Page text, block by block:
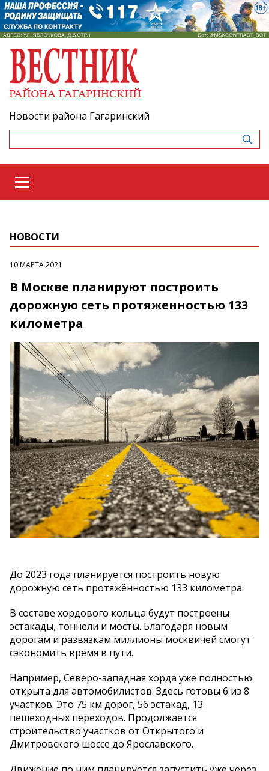
Новости района Гагаринский
НОВОСТИ
10 МАРТА 2021
В Москве планируют построить
дорожную сеть протяженностью 133
километра
До 2023 года планируется построить новую
дорожную сеть протяжённостью 133 километра.
В составе хордового кольца будут построены
эстакады, тоннели и мосты. Благодаря новым
дорогам и развязкам миллионы москвичей смогут
сэкономить время в пути.
Например, Северо-западная хорда уже полностью
открыта для автомобилистов. Здесь готовы 6 из 8
участков. Это 75 км дорог, 56 эстакад, 13
пешеходных переходов. Продолжается
строительство участков от Открытого и
Дмитровского шоссе до Ярославского.